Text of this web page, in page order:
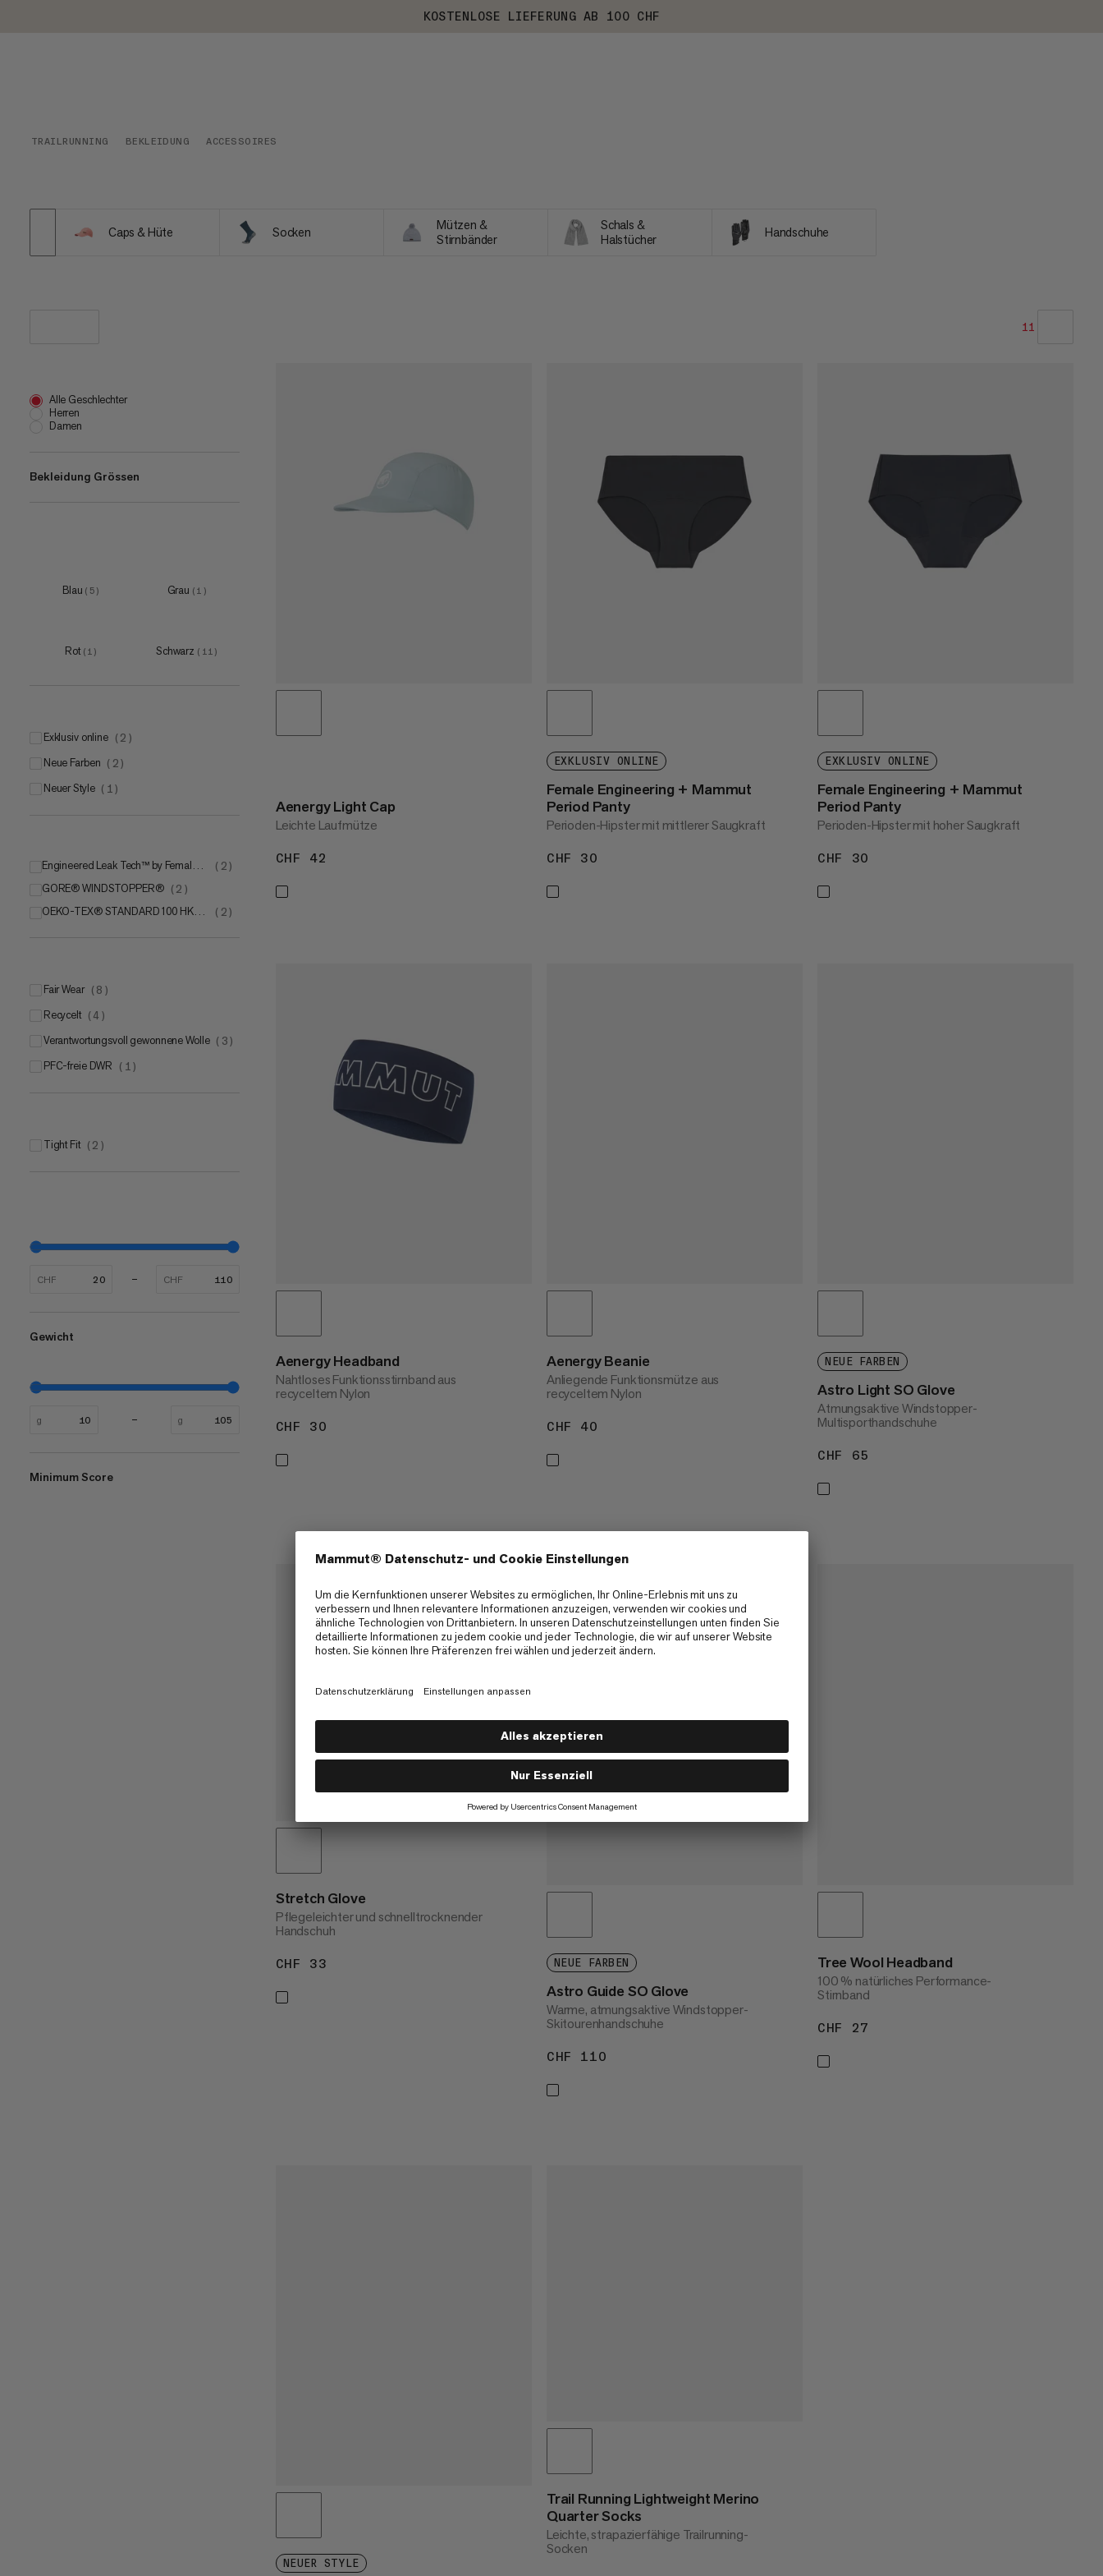
KOSTENLOSE LIEFERUNG AB 100 CHF
TRAILRUNNING BEKLEIDUNG ACCESSOIRES
Caps & Hüte Socken
Mützen &
Stirnbänder
Schals &
Halstücher
Handschuhe
11
Alle Geschlechter
Herren
Damen
Bekleidung Grössen
6 ( )
7 )
8 )
Blau ( 5 ) Grau ( 1 )
Rot ( 1 ) Schwarz ( 11 )
Exklusiv online ( 2 )
Neue Farben ( 2 )
Neuer Style ( 1 )
Engineered Leak Tech™ by Female Engineering ( 2 )
GORE® WINDSTOPPER® ( 2 )
OEKO-TEX® STANDARD 100 HK020 200945 Testex ( 2 )
Fair Wear ( 8 )
Recycelt ( 4 )
Verantwortungsvoll gewonnene Wolle ( 3 )
PFC-freie DWR ( 1 )
Tight Fit ( 2 )
CHF CHF
Gewicht
g g
Minimum Score
Aenergy Light Cap
Leichte Laufmütze
CHF 42
EXKLUSIV ONLINE
Female Engineering + Mammut
Period Panty
Perioden-Hipster mit mittlerer Saugkraft
CHF 30
EXKLUSIV ONLINE
Female Engineering + Mammut
Period Panty
Perioden-Hipster mit hoher Saugkraft
CHF 30
Aenergy Headband
Nahtloses Funktionsstirnband aus
recyceltem Nylon
CHF 30
Aenergy Beanie
Anliegende Funktionsmütze aus
recyceltem Nylon
CHF 40
NEUE FARBEN
Astro Light SO Glove
Atmungsaktive Windstopper-
Multisporthandschuhe
CHF 65
Stretch Glove
Pflegeleichter und schnelltrocknender
Handschuh
CHF 33 NEUE FARBEN
Astro Guide SO Glove
Warme, atmungsaktive Windstopper-
Skitourenhandschuhe
CHF 110
Tree Wool Headband
100 % natürliches Performance-
Stirnband
CHF 27
NEUER STYLE
Trail Running Lightweight Merino
Quarter Socks
Leichte, strapazierfähige Trailrunning-
Socken